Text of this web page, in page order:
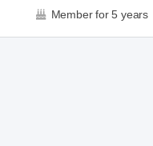
Member for 5 years